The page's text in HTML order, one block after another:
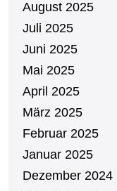
August 2025
Juli 2025
Juni 2025
Mai 2025
April 2025
März 2025
Februar 2025
Januar 2025
Dezember 2024